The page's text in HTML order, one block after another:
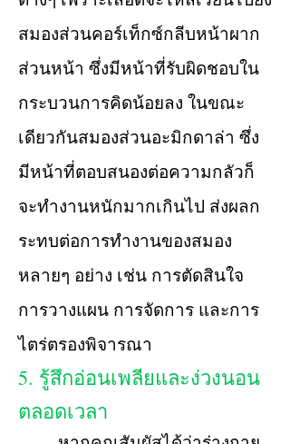
สมองส่วนคอร์เท็กซ์กลีบหน้าผาก
ส่วนหน้า ซึ่งมีหน้าที่รับผิดชอบใน
กระบวนการคิดน้อยลง ในขณะ
เดียวกันสมองส่วนอะมิกดาล่า ซึ่ง
มีหน้าที่ตอบสนองต่อความกลัวก็
จะทำงานหนักมากเกินไป ส่งผลก
ระทบต่อการทำงานของสมอง
หลายๆ อย่าง เช่น การตัดสินใจ
การวางแผน การจัดการ และการ
ไตร่ตรองพิจารณา
5. รู้สึกอ่อนเพลียและง่วงนอน
ตลอดเวลา